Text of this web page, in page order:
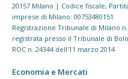
20157 Milano | Codice fiscale,
imprese di Milano: 00753480151
Registrazione Tribunale di Milano
registrata presso il Tribunale di
ROC n. 24344 dell'11 marzo 2014
Economia e Mercati